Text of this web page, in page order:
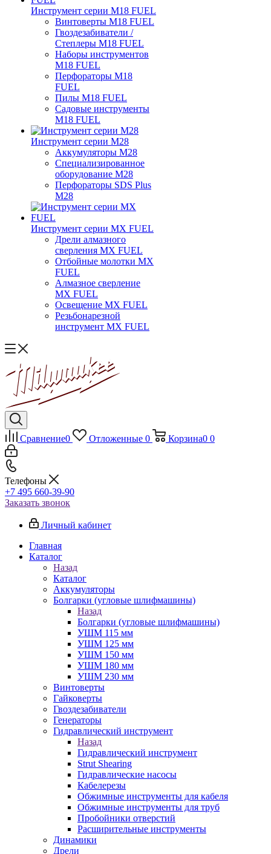
Инструмент серии M18 FUEL
Винтоверты M18 FUEL
Гвоздезабиватели /
Степлеры M18 FUEL
Наборы инструментов
M18 FUEL
Перфораторы M18
FUEL
Пилы M18 FUEL
Садовые инструменты
M18 FUEL
Инструмент серии M28
Аккумуляторы M28
Специализированное
оборудование M28
Перфораторы SDS Plus
M28
Инструмент серии MX FUEL
Дрели алмазного
сверления MX FUEL
Отбойные молотки MX
FUEL
Алмазное сверление
MX FUEL
Освещение MX FUEL
Резьбонарезной
инструмент MX FUEL
Сравнение0 Отложенные 0 Корзина0 0
Телефоны
+7 495 660-39-90
Заказать звонок
Личный кабинет
Главная
Каталог
Назад
Каталог
Аккумуляторы
Болгарки (угловые шлифмашины)
Назад
Болгарки (угловые шлифмашины)
УШМ 115 мм
УШМ 125 мм
УШМ 150 мм
УШМ 180 мм
УШМ 230 мм
Винтоверты
Гайковерты
Гвоздезабиватели
Генераторы
Гидравлический инструмент
Назад
Гидравлический инструмент
Strut Shearing
Гидравлические насосы
Кабелерезы
Обжимные инструменты для кабеля
Обжимные инструменты для труб
Пробойники отверстий
Расширительные инструменты
Динамики
Дрели